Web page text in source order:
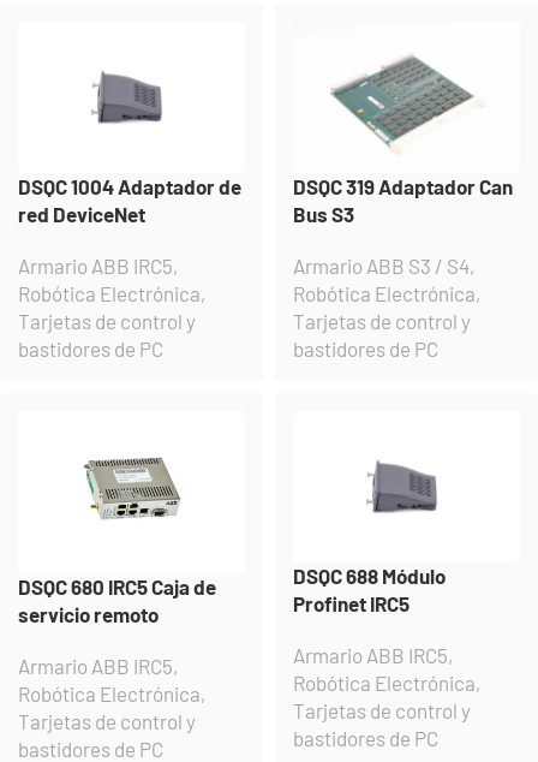
DSQC 1004 Adaptador de
red DeviceNet
Armario ABB IRC5,
Robótica Electrónica,
Tarjetas de control y
bastidores de PC
DSQC 319 Adaptador Can
Bus S3
Armario ABB S3 / S4,
Robótica Electrónica,
Tarjetas de control y
bastidores de PC
DSQC 680 IRC5 Caja de
servicio remoto
Armario ABB IRC5,
Robótica Electrónica,
Tarjetas de control y
bastidores de PC
DSQC 688 Módulo
Profinet IRC5
Armario ABB IRC5,
Robótica Electrónica,
Tarjetas de control y
bastidores de PC